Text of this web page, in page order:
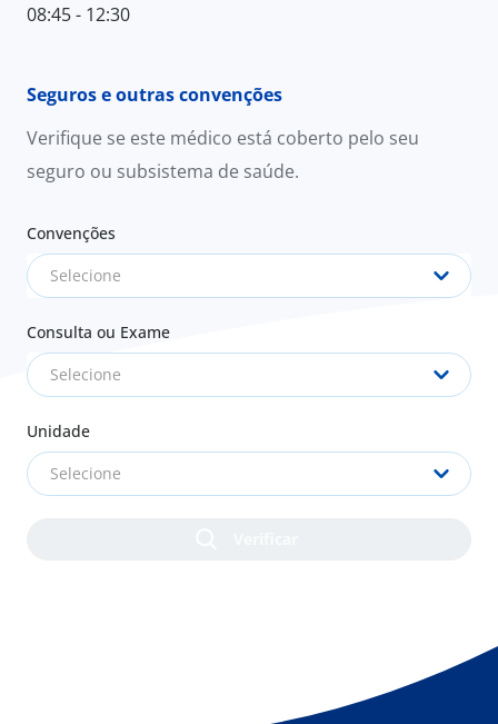
08:45 - 12:30
Seguros e outras convenções
Verifique se este médico está coberto pelo seu
seguro ou subsistema de saúde.
Convenções
Selecione
Consulta ou Exame
Selecione
Unidade
Selecione